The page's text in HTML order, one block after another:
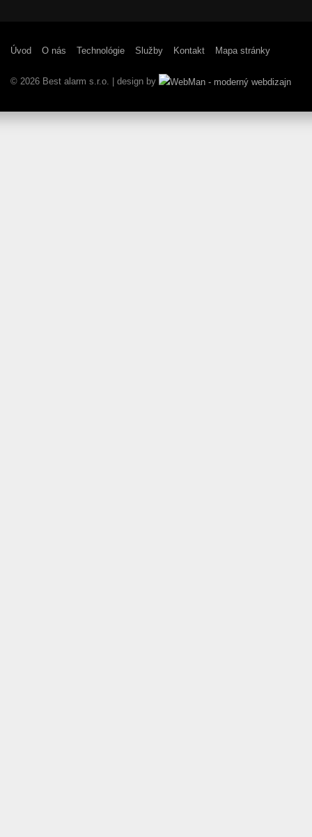
Úvod O nás Technológie Služby Kontakt Mapa stránky
© 2026 Best alarm s.r.o. | design by